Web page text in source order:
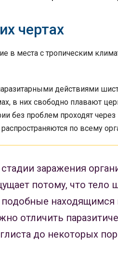
чертах
в места с тропическим
действиями
в них свободно плавают
без проблем проходят
по всему
заражения
потому, что
подобные
отличить
до некоторых